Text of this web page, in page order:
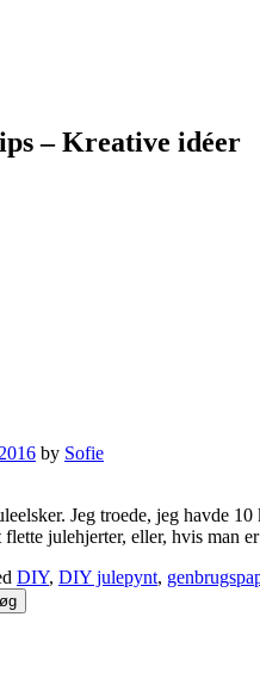
– Kreative idéer
by Sofie
Jeg troede, jeg havde
julehjerter, eller, hvis man
DIY, DIY julepynt,